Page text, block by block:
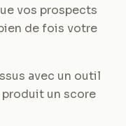
vos prospects
de fois votre
avec un outil
un score